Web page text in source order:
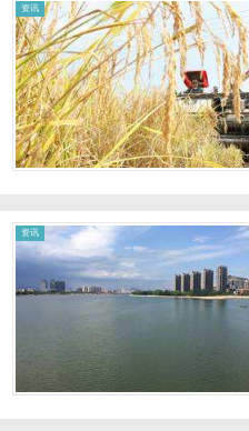
资讯
资讯